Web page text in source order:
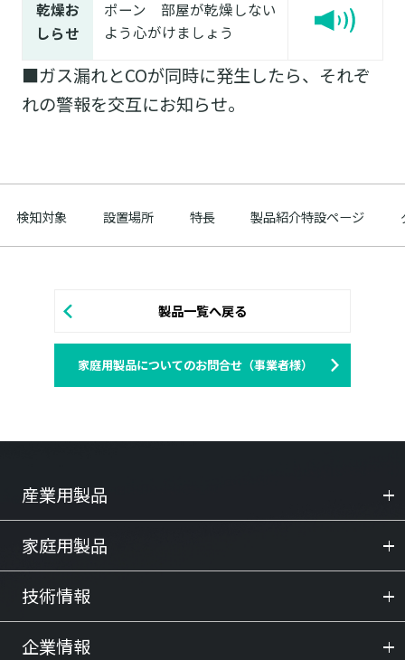
乾燥お
しらせ
ポーン 部屋が乾燥しない
よう心がけましょう
■ガス漏れとCOが同時に発生したら、それぞ
れの警報を交互にお知らせ。
検知対象 設置場所 特長 製品紹介特設ページ
製品一覧へ戻る
家庭用製品についてのお問合せ（事業者様）
産業用製品
家庭用製品
技術情報
企業情報